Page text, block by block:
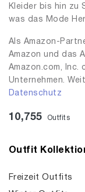
Kleider bis hin zu
was das Mode
Als Amazon-
Amazon und das
Amazon.com, Inc.
Unternehmen.
Datenschutz
10,755 Outfits
Outfit
Freizeit Outfits